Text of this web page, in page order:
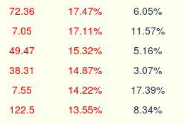
72.36 17.47% 6.05%
7.05 17.11% 11.57%
49.47 15.32% 5.16%
38.31 14.87% 3.07%
7.55 14.22% 17.39%
122.5 13.55% 8.34%